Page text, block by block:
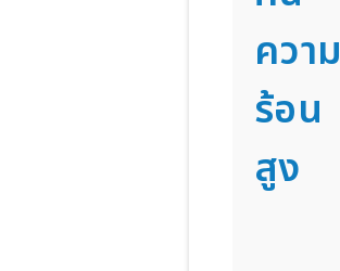
ความ
ร้อน
สูง